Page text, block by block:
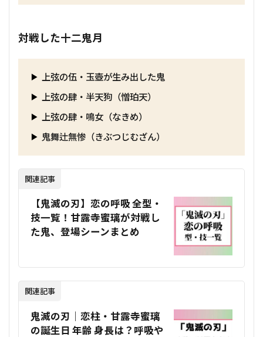
対戦した十二鬼月
上弦の伍・玉壺が生み出した鬼
上弦の肆・半天狗（憎珀天）
上弦の肆・鳴女（なきめ）
鬼舞辻無惨（きぶつじむざん）
関連記事
【鬼滅の刃】恋の呼吸 全型・
技一覧！甘露寺蜜璃が対戦し
た鬼、登場シーンまとめ
関連記事
鬼滅の刃｜恋柱・甘露寺蜜璃
の誕生日 年齢 身長は？呼吸や